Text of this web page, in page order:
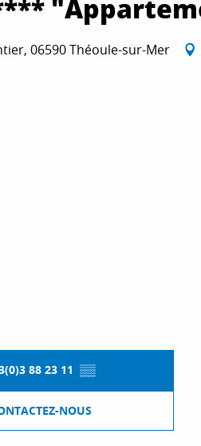
06590 Théoule-sur-Mer
88 23 11 ▒▒
NOUS